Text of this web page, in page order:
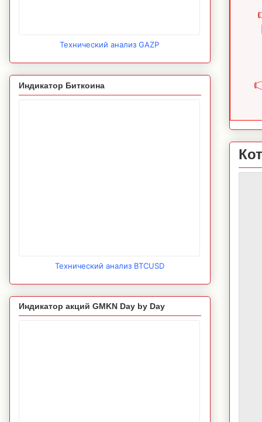
Технический анализ GAZP
Индикатор Биткоина
Технический анализ BTCUSD
Индикатор акций GMKN Day by Day